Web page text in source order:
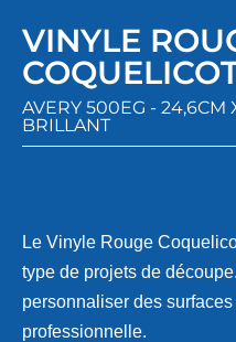
VINYLE
AVERY 500EG - 24,6CM
BRILLANT
Le Vinyle Rouge
type de projets de
personnaliser des
professionnelle.